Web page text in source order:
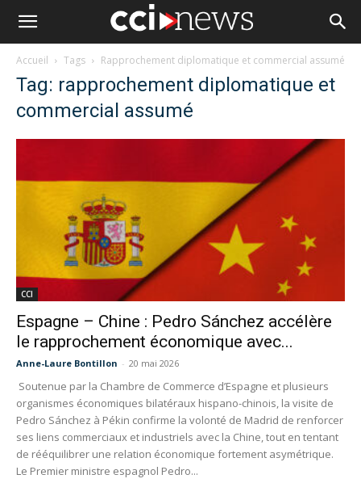
Accueil Tags Rapprochement diplomatique et commercial assumé
Tag: rapprochement diplomatique et
commercial assumé
CCI
Espagne – Chine : Pedro Sánchez accélère
le rapprochement économique avec...
Anne-Laure Bontillon - 20 mai 2026
Soutenue par la Chambre de Commerce d’Espagne et plusieurs
organismes économiques bilatéraux hispano-chinois, la visite de
Pedro Sánchez à Pékin confirme la volonté de Madrid de renforcer
ses liens commerciaux et industriels avec la Chine, tout en tentant
de rééquilibrer une relation économique fortement asymétrique.
Le Premier ministre espagnol Pedro...